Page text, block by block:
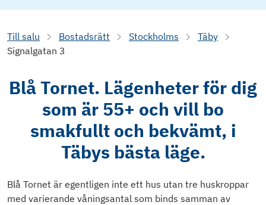
Till salu Bostadsrätt Stockholms
Täby
Signalgatan 3
Blå Tornet. Lägenheter för dig
som är 55+ och vill bo
smakfullt och bekvämt, i
Täbys bästa läge.
Blå Tornet är egentligen inte ett hus utan tre huskroppar
med varierande våningsantal som binds samman av